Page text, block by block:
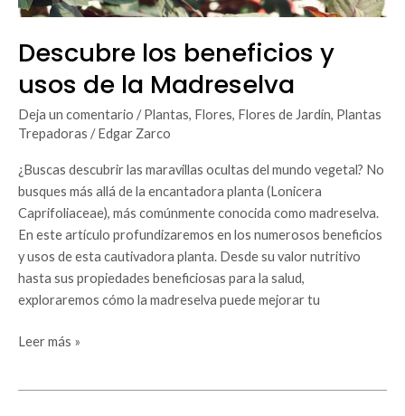
Descubre los beneficios y
usos de la Madreselva
Deja un comentario /Plantas, Flores, Flores de Jardín, Plantas
Trepadoras /Edgar Zarco
¿Buscas descubrir las maravillas ocultas del mundo vegetal? No
busques más allá de la encantadora planta (Lonicera
Caprifoliaceae), más comúnmente conocida como madreselva.
En este artículo profundizaremos en los numerosos beneficios
y usos de esta cautivadora planta. Desde su valor nutritivo
hasta sus propiedades beneficiosas para la salud,
exploraremos cómo la madreselva puede mejorar tu
Leer más »